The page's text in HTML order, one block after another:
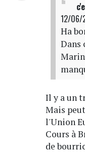
12/06/
Ha
Dans
Il y a un
Mais
l'Union
Cours à
de